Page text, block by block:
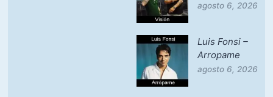
agosto 6, 2026
Luis Fonsi –
Arropame
agosto 6, 2026